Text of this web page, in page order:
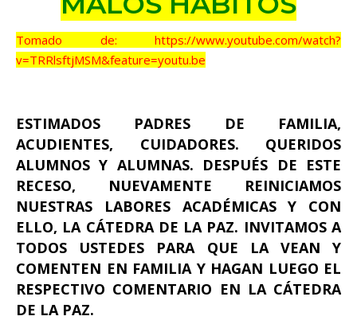
Tomado de: https://www.youtube.com/watch?
v=TRRlsftjMSM&feature=youtu.be
ESTIMADOS PADRES DE FAMILIA,
ACUDIENTES, CUIDADORES. QUERIDOS
ALUMNOS Y ALUMNAS. DESPUÉS DE ESTE
RECESO, NUEVAMENTE REINICIAMOS
NUESTRAS LABORES ACADÉMICAS Y CON
ELLO, LA CÁTEDRA DE LA PAZ. INVITAMOS A
TODOS USTEDES PARA QUE LA VEAN Y
COMENTEN EN FAMILIA Y HAGAN LUEGO EL
RESPECTIVO COMENTARIO EN LA CÁTEDRA
DE LA PAZ.